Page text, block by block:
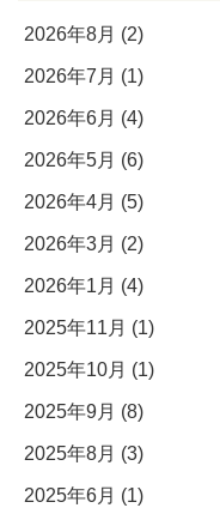
2026年8月 (2)
2026年7月 (1)
2026年6月 (4)
2026年5月 (6)
2026年4月 (5)
2026年3月 (2)
2026年1月 (4)
2025年11月 (1)
2025年10月 (1)
2025年9月 (8)
2025年8月 (3)
2025年6月 (1)